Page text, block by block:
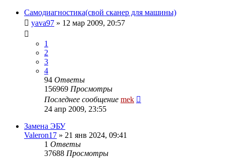
Самодиагностика(свой сканер для машины)
yava97 » 12 мар 2009, 20:57
1
2
3
4
94 Ответы
156969 Просмотры
Последнее сообщение mek
24 апр 2009, 23:55
Замена ЭБУ
Valeron17 » 21 янв 2024, 09:41
1 Ответы
37688 Просмотры